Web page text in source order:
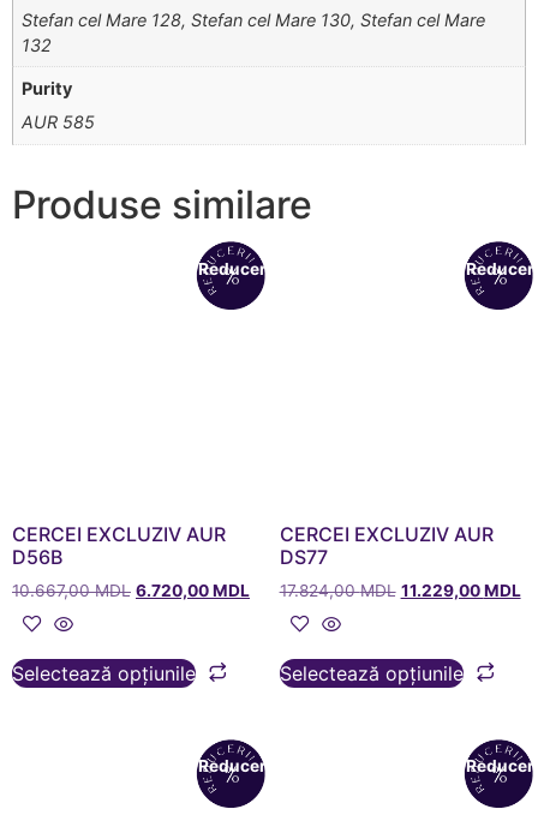
Stefan cel Mare 128, Stefan cel Mare 130, Stefan cel Mare
132
Purity
AUR 585
Produse similare
Reduceri!
CERCEI EXCLUZIV AUR
D56B
10.667,00MDL 6.720,00MDL
Selectează opțiunile
CERCEI EXCLUZIV AUR
DS77
17.824,00MDL 11.229,00MDL
Selectează opțiunile
Reduceri!